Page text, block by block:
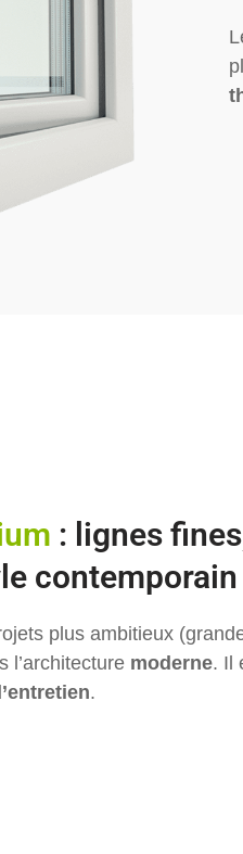
: lignes
contemporain
plus ambitieux
l’architecture moderne. Il
.